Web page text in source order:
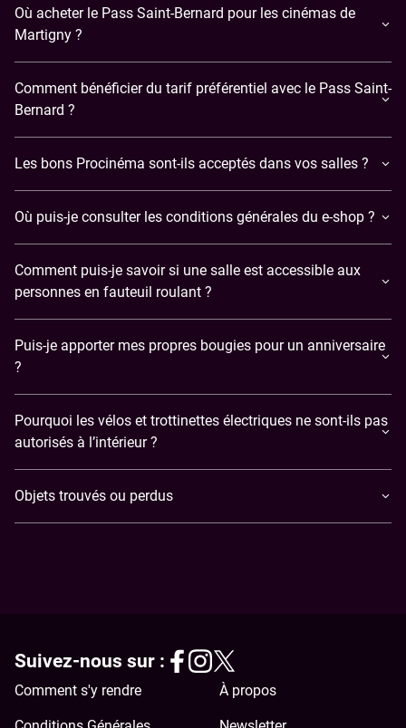
Où acheter le Pass Saint-Bernard pour les cinémas de
Martigny ?
Comment bénéficier du tarif préférentiel avec le Pass Saint-
Bernard ?
Les bons Procinéma sont-ils acceptés dans vos salles ?
Où puis-je consulter les conditions générales du e-shop ?
Comment puis-je savoir si une salle est accessible aux
personnes en fauteuil roulant ?
Puis-je apporter mes propres bougies pour un anniversaire
?
Pourquoi les vélos et trottinettes électriques ne sont-ils pas
autorisés à l’intérieur ?
Objets trouvés ou perdus
Comment s'y rendre À propos
Suivez-nous sur :